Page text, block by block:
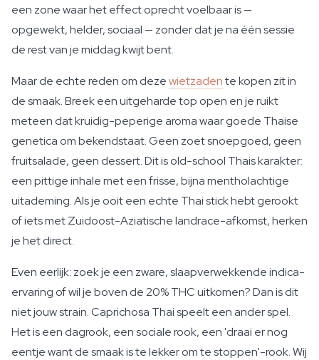
een zone waar het effect oprecht voelbaar is —
opgewekt, helder, sociaal — zonder dat je na één sessie
de rest van je middag kwijt bent.
Maar de echte reden om dezewietzadente kopen zit in
de smaak. Breek een uitgeharde top open en je ruikt
meteen dat kruidig-peperige aroma waar goede Thaise
genetica om bekendstaat. Geen zoet snoepgoed, geen
fruitsalade, geen dessert. Dit is old-school Thais karakter:
een pittige inhale met een frisse, bijna mentholachtige
uitademing. Als je ooit een echte Thai stick hebt gerookt
of iets met Zuidoost-Aziatische landrace-afkomst, herken
je het direct.
Even eerlijk: zoek je een zware, slaapverwekkende indica-
ervaring of wil je boven de 20% THC uitkomen? Dan is dit
niet jouw strain. Caprichosa Thai speelt een ander spel.
Het is een dagrook, een sociale rook, een 'draai er nog
eentje want de smaak is te lekker om te stoppen'-rook. Wij